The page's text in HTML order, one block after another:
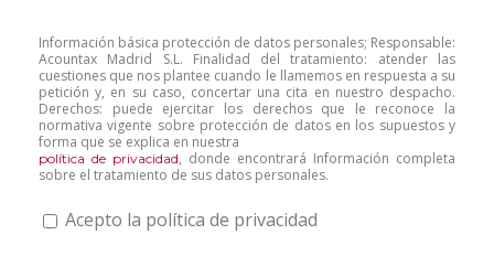
Información básica protección de datos personales; Responsable:
Acountax Madrid S.L. Finalidad del tratamiento: atender las
cuestiones que nos plantee cuando le llamemos en respuesta a su
petición y, en su caso, concertar una cita en nuestro despacho.
Derechos: puede ejercitar los derechos que le reconoce la
normativa vigente sobre protección de datos en los supuestos y
forma que se explica en nuestra
política de privacidad, donde encontrará Información completa
sobre el tratamiento de sus datos personales.
Acepto la política de privacidad